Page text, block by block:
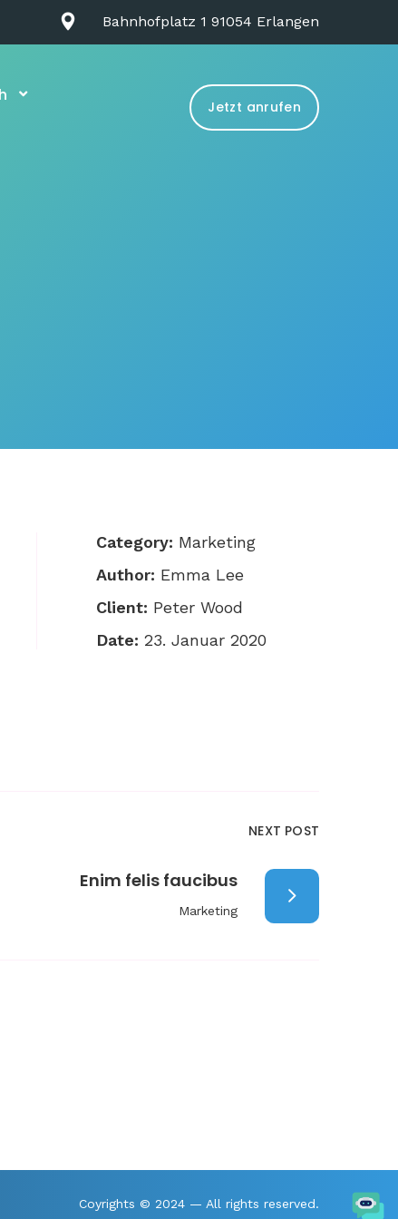
Bahnhofplatz 1 91054 Erlangen
Jetzt anrufen
Category: Marketing
Author: Emma Lee
Client: Peter Wood
Date: 23. Januar 2020
NEXT POST
Enim felis faucibus
Marketing
Coyrights © 2024 — All rights reserved.